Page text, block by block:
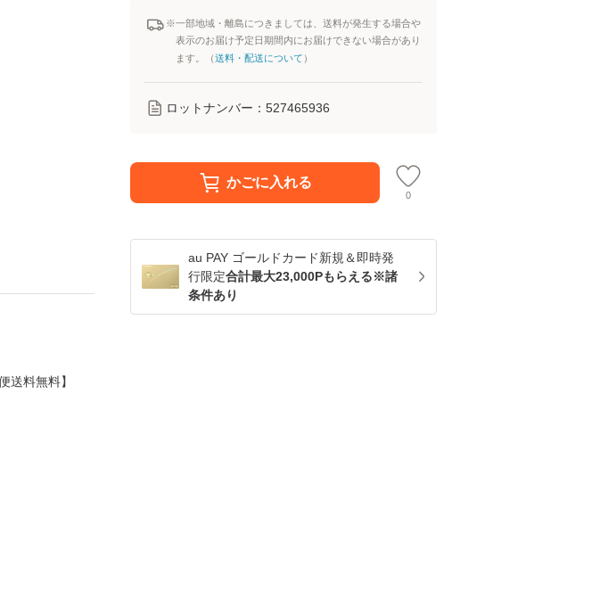
※一部地域・離島につきましては、送料が発生する場合や
表示のお届け予定日期間内にお届けできない場合があり
ます。（送料・配送について ）
ロットナンバー： 527465936
かごに入れる
0
au PAY ゴールドカード新規＆即時発
行限定合計最大23,000Pもらえる※諸
条件あり
送料無料】